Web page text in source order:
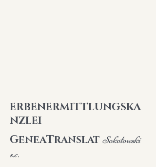
ERBENERMITTLUNGSKA
NZLEI
GENEATRANSLAT Sokołowski
s.c.